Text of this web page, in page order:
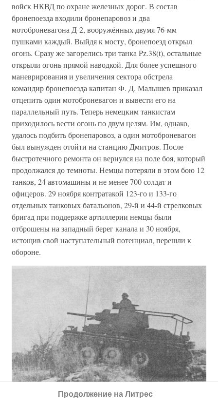
войск НКВД по охране железных дорог. В состав
бронепоезда входили бронепаровоз и два
мотоброневагона Д-2, вооружённых двумя 76-мм
пушками каждый. Выйдя к мосту, бронепоезд открыл
огонь. Сразу же загорелись три танка Pz.38(t), остальные
открыли огонь прямой наводкой. Для более успешного
маневрирования и увеличения сектора обстрела
командир бронепоезда капитан Ф. Д. Малышев приказал
отцепить один мотоброневагон и вывести его на
параллельный путь. Теперь немецким танкистам
приходилось вести огонь по двум целям. Им, однако,
удалось подбить бронепаровоз, а один мотоброневагон
был вынужден отойти на станцию Дмитров. После
быстротечного ремонта он вернулся на поле боя, который
продолжался до темноты. Немцы потеряли в этом бою 12
танков, 24 автомашины и не менее 700 солдат и
офицеров. 29 ноября контратакой 123-го и 133-го
отдельных танковых батальонов, 29-й и 44-й стрелковых
бригад при поддержке артиллерии немцы были
отброшены на западный берег канала и 30 ноября,
истощив свой наступательный потенциал, перешли к
обороне.
Командирский танк Pz.Bef.Wg.38(t) звена «батальон-
Продолжение на Литрес